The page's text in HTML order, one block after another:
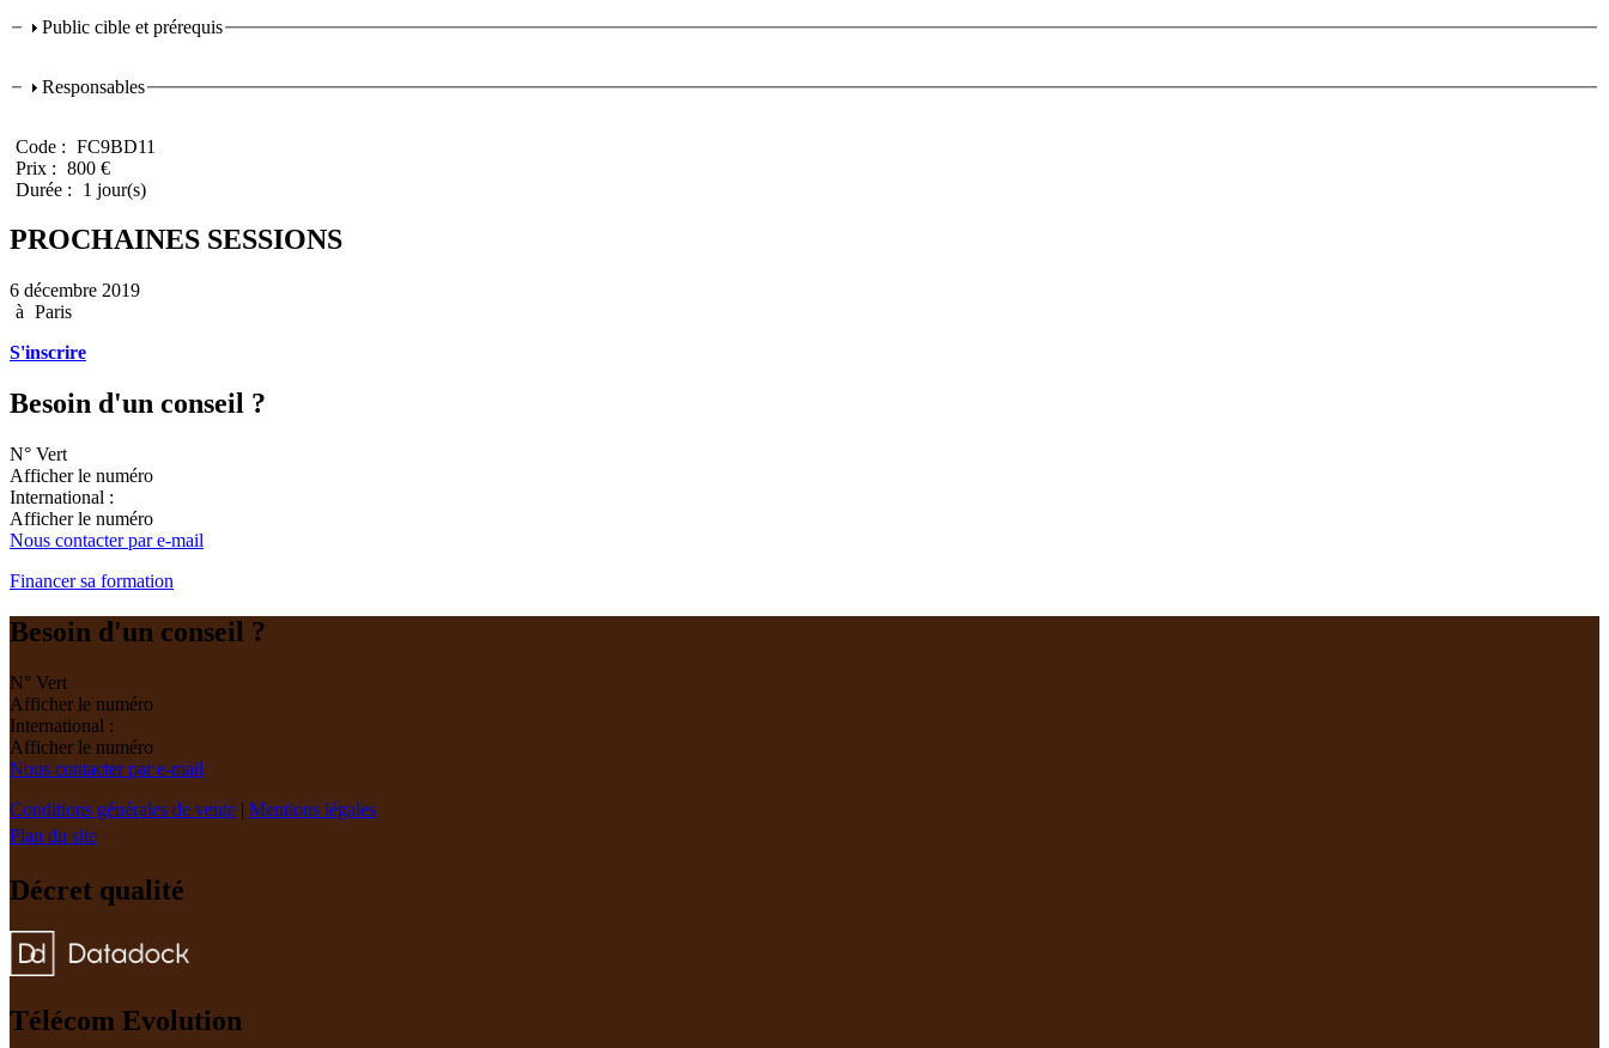
Public cible et prérequis
Responsables
Code : FC9BD11
Prix : 800 €
Durée :
1 jour(s)
PROCHAINES SESSIONS
6 décembre 2019
à Paris
S'inscrire
Besoin d'un conseil ?
N° Vert
Afficher le numéro
International :
Afficher le numéro
Nous contacter par e-mail
Financer sa formation
Besoin d'un conseil ?
N° Vert
Afficher le numéro
International :
Afficher le numéro
Nous contacter par e-mail
Conditions générales de vente | Mentions légales
Plan du site
Décret qualité
Télécom Evolution